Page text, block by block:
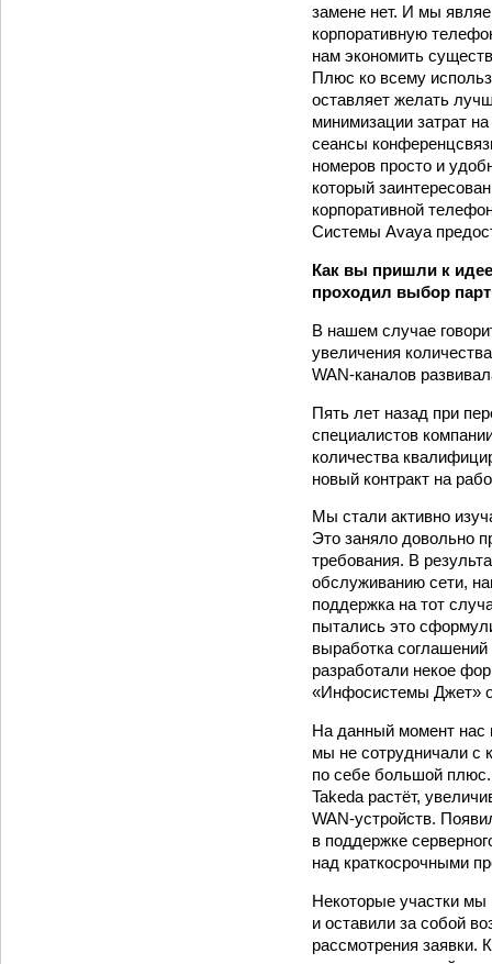
замене нет. И мы
корпоративную
нам экономить
Плюс ко всему
оставляет желать
минимизации затрат
сеансы
номеров просто и
который
корпоративной
Системы Avaya
Как вы пришли к
проходил выбор
В нашем случае
увеличения
WAN-каналов
Пять лет назад при
специалистов
количества
новый контракт на
Мы стали активно
Это заняло довольно
требования. В
обслуживанию сети,
поддержка на тот
пытались это
выработка
разработали некое
«Инфосистемы Джет»
На данный момент нас
мы не сотрудничали с
по себе большой
Takeda растёт,
WAN-устройств.
в поддержке
над краткосрочными
Некоторые участки
и оставили за собой
рассмотрения заявки.